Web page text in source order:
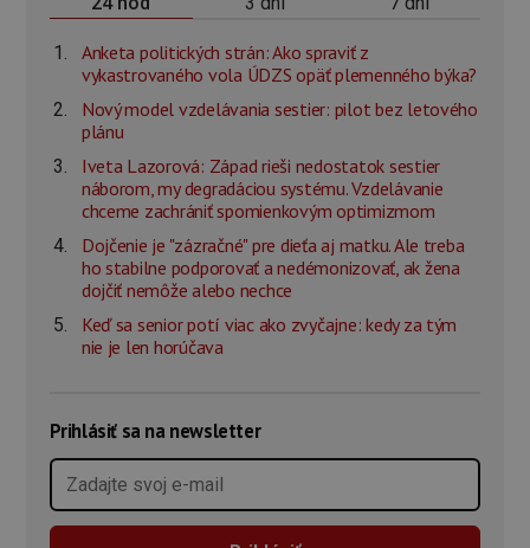
Anketa politických strán: Ako spraviť z
vykastrovaného vola ÚDZS opäť plemenného býka?
Nový model vzdelávania sestier: pilot bez letového
plánu
Iveta Lazorová: Západ rieši nedostatok sestier
náborom, my degradáciou systému. Vzdelávanie
chceme zachrániť spomienkovým optimizmom
Dojčenie je "zázračné" pre dieťa aj matku. Ale treba
ho stabilne podporovať a nedémonizovať, ak žena
dojčiť nemôže alebo nechce
Keď sa senior potí viac ako zvyčajne: kedy za tým
nie je len horúčava
Prihlásiť sa na newsletter